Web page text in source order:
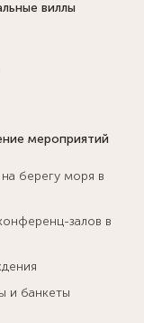
виллы
мероприятий
берегу моря в
залов в
и банкеты